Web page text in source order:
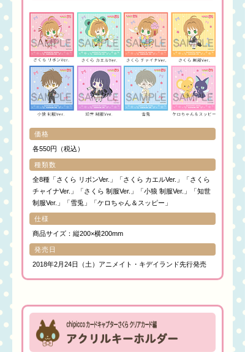
価格
各550円（税込）
種類数
全8種「さくら リボンVer.」「さくら カエルVer.」「さくら
チャイナVer.」「さくら 制服Ver.」「小狼 制服Ver.」「知世
制服Ver.」「雪兎」「ケロちゃん＆スッピー」
仕様
商品サイズ：縦200×横200mm
発売日
2018年2月24日（土）アニメイト・キデイランド先行発売